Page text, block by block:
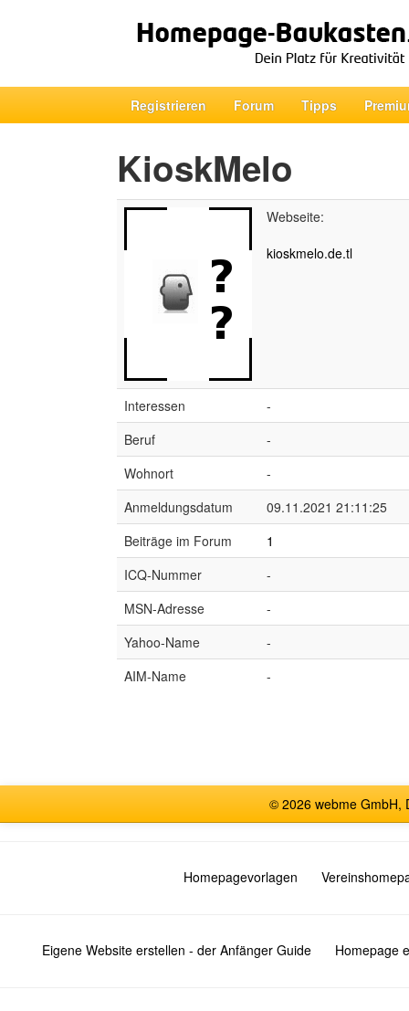
Registrieren Forum Tipps
KioskMelo
Webseite:
kioskmelo.de.tl
Interessen
-
Beruf
-
Wohnort
-
Anmeldungsdatum
09.11.2021 21:11:25
Beiträge im Forum
1
ICQ-Nummer
-
MSN-Adresse
-
Yahoo-Name
-
AIM-Name
-
© 2026 webme GmbH,
Homepagevorlagen
Eigene Website erstellen - der Anfänger Guide Homepage